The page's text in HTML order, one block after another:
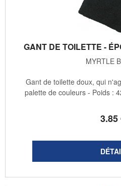
GANT DE TOILETTE -
MYRTLE
3.85
Gant de toilette doux, qui
palette de couleurs - Poids :